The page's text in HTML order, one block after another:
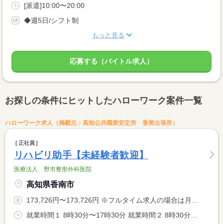
[派遣]10:00〜20:00
◆週5日/シフト制
もっと見る
応募する（バイトル求人）
お探しの条件にヒットしたハローワーク案件一覧
ハローワーク求人（掲載元：高知公共職業安定所 香美出張所）
正社員
リハビリ助手【未経験者歓迎】
医療法人 野市整形外科医院
高知県香南市
173,726円〜173,726円 ※フルタイム求人の場合は月額（換算額）、パート求人の場合は時間額を表示しています。
就業時間１ 8時30分〜17時30分 就業時間２ 8時30分〜12時30分 就業時間に関する特記事項 就業時間（２）は木曜日・土曜日の勤務時間（休憩時間なし）